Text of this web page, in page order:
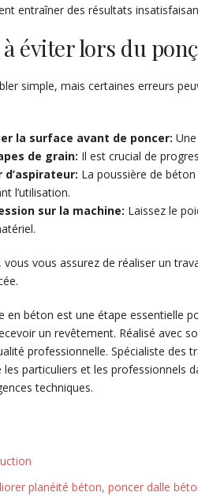
entraîner des résultats
éviter lors du
simple, mais certaines erreurs
la surface avant de poncer:
de grain: Il est crucial de
La poussière de
l’utilisation.
sur la machine: Laissez le
vous vous assurez de réaliser un
en béton est une étape essentielle
un revêtement. Réalisé avec
professionnelle. Spécialiste des
les particuliers et les professionnels
techniques.
planéité béton, poncer dalle